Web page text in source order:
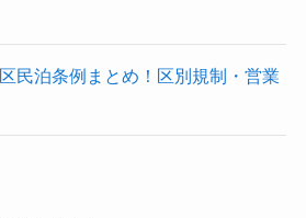
民泊条例まとめ！区別規制・営業